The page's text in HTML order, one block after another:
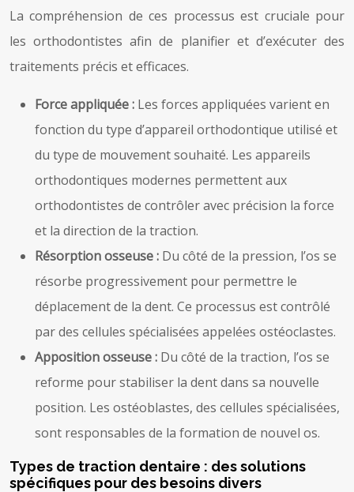
La compréhension de ces processus est cruciale pour
les orthodontistes afin de planifier et d’exécuter des
traitements précis et efficaces.
Force appliquée : Les forces appliquées varient en
fonction du type d’appareil orthodontique utilisé et
du type de mouvement souhaité. Les appareils
orthodontiques modernes permettent aux
orthodontistes de contrôler avec précision la force
et la direction de la traction.
Résorption osseuse : Du côté de la pression, l’os se
résorbe progressivement pour permettre le
déplacement de la dent. Ce processus est contrôlé
par des cellules spécialisées appelées ostéoclastes.
Apposition osseuse : Du côté de la traction, l’os se
reforme pour stabiliser la dent dans sa nouvelle
position. Les ostéoblastes, des cellules spécialisées,
sont responsables de la formation de nouvel os.
Types de traction dentaire : des solutions
spécifiques pour des besoins divers